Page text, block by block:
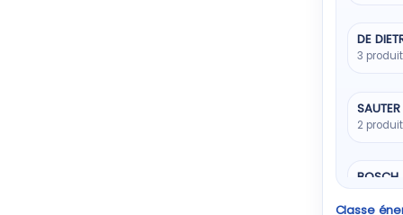
DE
3
SAUTER
2
BOSCH
Classe